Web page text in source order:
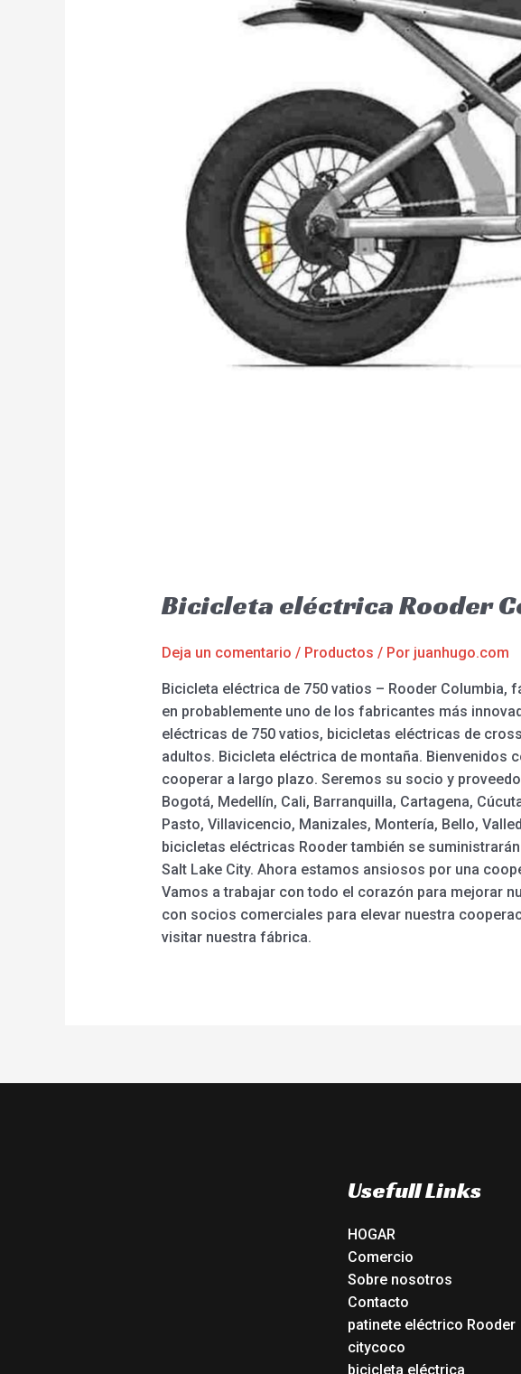
Bicicleta eléctrica Rooder
Deja un comentario / Productos / Por juanhugo.com
Bicicleta eléctrica de 750 vatios – Rooder Columbia,
en probablemente uno de los fabricantes más
eléctricas de 750 vatios, bicicletas eléctricas de
adultos. Bicicleta eléctrica de montaña.
cooperar a largo plazo. Seremos su socio y
Bogotá, Medellín, Cali, Barranquilla, Cartagena,
Pasto, Villavicencio, Manizales, Montería, Bello,
bicicletas eléctricas Rooder también se
Salt Lake City. Ahora estamos ansiosos por una
Vamos a trabajar con todo el corazón para mejorar
con socios comerciales para elevar nuestra
visitar nuestra fábrica.
Usefull Links
HOGAR
Comercio
Sobre nosotros
Contacto
patinete eléctrico Rooder
citycoco
bicicleta eléctrica